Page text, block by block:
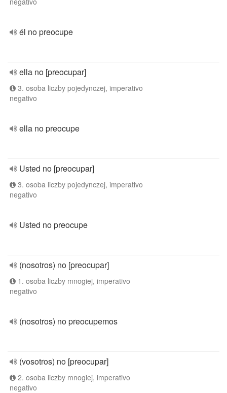
él no preocupe
ella no [preocupar]
3. osoba liczby pojedynczej, imperativo
negativo
ella no preocupe
Usted no [preocupar]
3. osoba liczby pojedynczej, imperativo
negativo
Usted no preocupe
(nosotros) no [preocupar]
1. osoba liczby mnogiej, imperativo
negativo
(nosotros) no preocupemos
(vosotros) no [preocupar]
2. osoba liczby mnogiej, imperativo
negativo